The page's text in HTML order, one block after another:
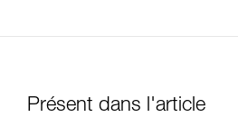
Présent dans l'article